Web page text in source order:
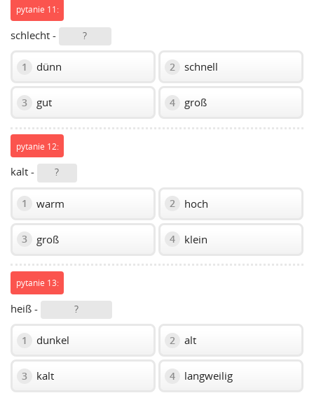
pytanie 11:
schlecht - ?
1 dünn 2 schnell
3 gut 4 groß
pytanie 12:
kalt - ?
1 warm 2 hoch
3 groß 4 klein
pytanie 13:
heiß - ?
1 dunkel 2 alt
3 kalt 4 langweilig